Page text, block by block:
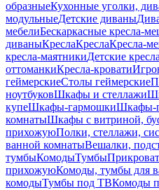
образныеКухонные уголки,
модульныеДетские диваны
мебелиБескаркасные кресла-
диваныКреслаКреслаКресла-
кресла-маятникиДетские
оттоманкиКресла-кровати
геймерскиеСтолы геймерские
ноутбуковШкафы и стеллажи
купеШкафы-гармошкиШкафы-
комнатыШкафы с витриной,
прихожуюПолки, стеллажи,
ванной комнатыВешалки,
тумбыКомодыТумбы
прихожуюКомоды, тумбы для
комодыТумбы под ТВКомоды